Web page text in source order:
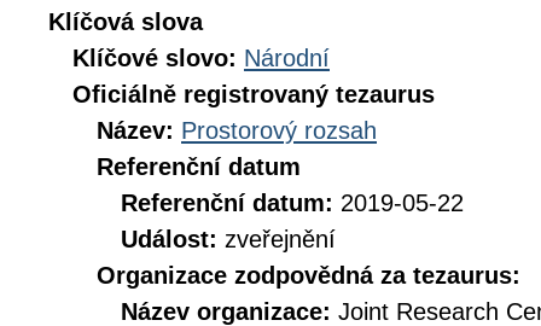
Klíčová slova
Klíčové slovo: Národní
Oficiálně registrovaný tezaurus
Název: Prostorový rozsah
Referenční datum
Referenční datum: 2019-05-22
Událost: zveřejnění
Organizace zodpovědná za tezaurus:
Název organizace: Joint Research